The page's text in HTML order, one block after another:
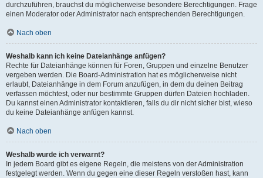
durchzuführen, brauchst du möglicherweise besondere Berechtigungen. Frage
einen Moderator oder Administrator nach entsprechenden Berechtigungen.
Nach oben
Weshalb kann ich keine Dateianhänge anfügen?
Rechte für Dateianhänge können für Foren, Gruppen und einzelne Benutzer
vergeben werden. Die Board-Administration hat es möglicherweise nicht
erlaubt, Dateianhänge in dem Forum anzufügen, in dem du deinen Beitrag
verfassen möchtest, oder nur bestimmte Gruppen dürfen Dateien hochladen.
Du kannst einen Administrator kontaktieren, falls du dir nicht sicher bist, wieso
du keine Dateianhänge anfügen kannst.
Nach oben
Weshalb wurde ich verwarnt?
In jedem Board gibt es eigene Regeln, die meistens von der Administration
festgelegt werden. Wenn du gegen eine dieser Regeln verstoßen hast, kann